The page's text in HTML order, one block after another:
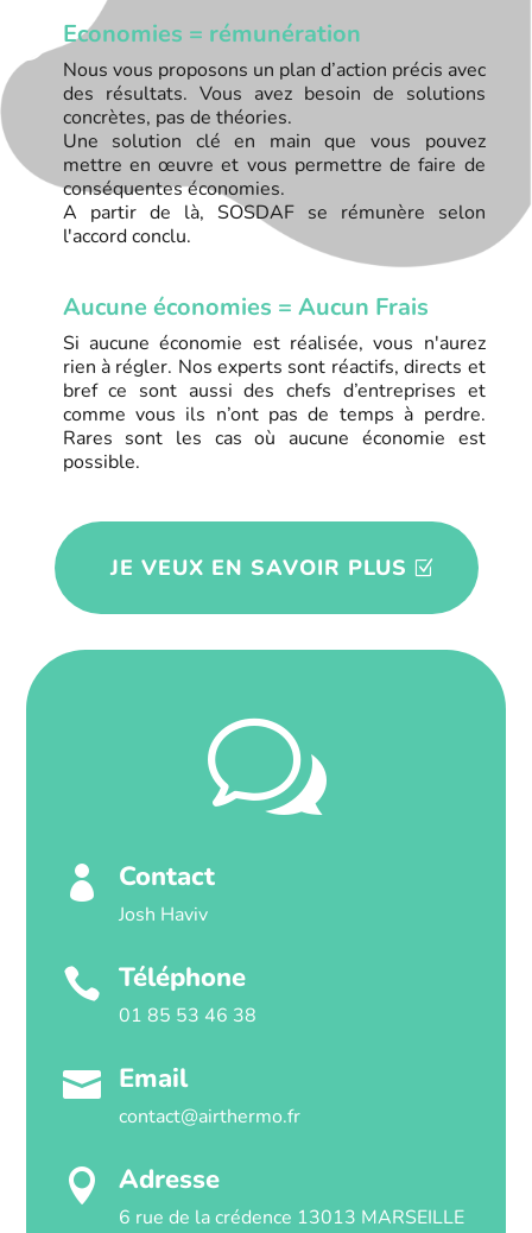
Economies = rémunération
Nous vous proposons un plan d’action précis avec
des résultats. Vous avez besoin de solutions
concrètes, pas de théories.
Une solution clé en main que vous pouvez
mettre en œuvre et vous permettre de faire de
conséquentes économies.
A partir de là, SOSDAF se rémunère selon
l'accord conclu.
Aucune économies = Aucun Frais
Si aucune économie est réalisée, vous n'aurez
rien à régler. Nos experts sont réactifs, directs et
bref ce sont aussi des chefs d’entreprises et
comme vous ils n’ont pas de temps à perdre.
Rares sont les cas où aucune économie est
possible.
JE VEUX EN SAVOIR PLUS
w
 Contact
Josh Haviv
 Téléphone
01 85 53 46 38
 Email
contact@airthermo.fr
 Adresse
6 rue de la crédence 13013 MARSEILLE